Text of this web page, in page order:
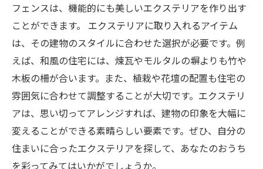
フェンスは、機能的にも美しいエクステリアを作り出す
ことができます。 エクステリアに取り入れるアイテム
は、その建物のスタイルに合わせた選択が必要です。例
えば、和風の住宅には、煉瓦やモルタルの塀よりも竹や
木板の柵が合います。また、植栽や花壇の配置も住宅の
雰囲気に合わせて調整することが大切です。エクステリ
アは、思い切ってアレンジすれば、建物の印象を大幅に
変えることができる素晴らしい要素です。ぜひ、自分の
住まいに合ったエクステリアを探して、あなたのおうち